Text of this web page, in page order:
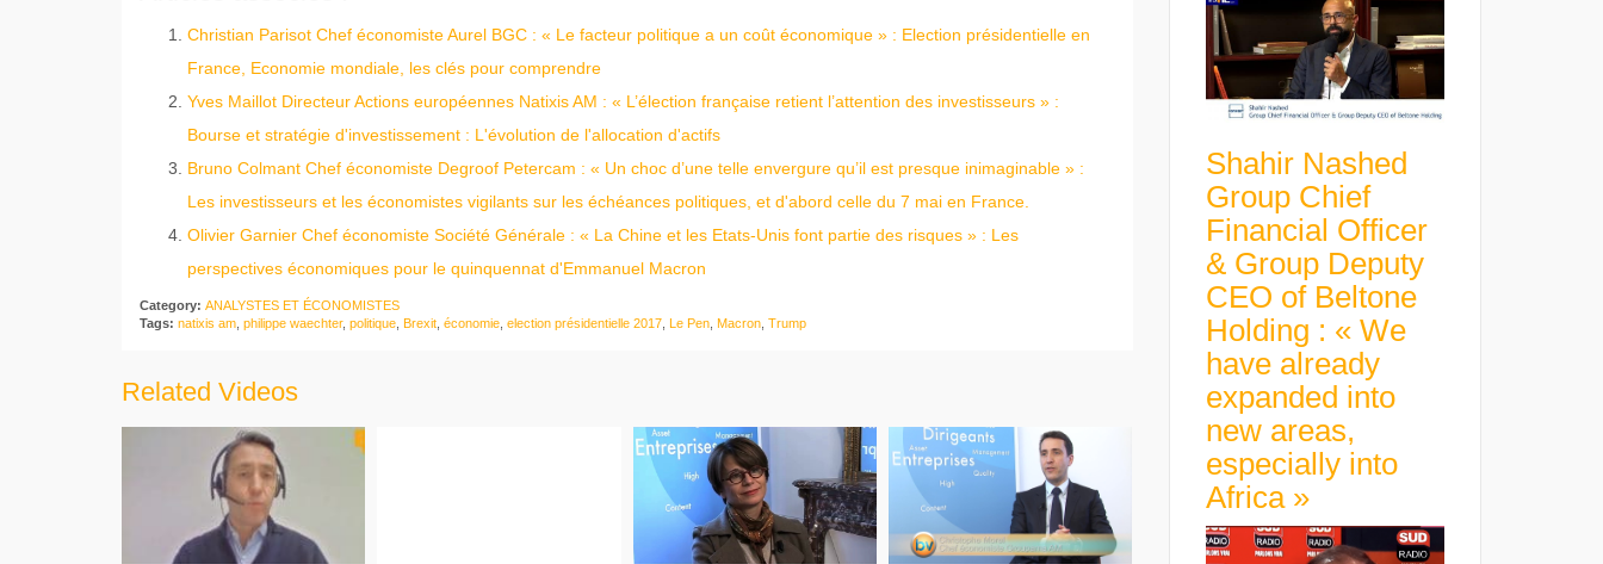
Christian Parisot Chef économiste Aurel BGC : « Le facteur politique a un coût économique » : Election présidentielle en
France, Economie mondiale, les clés pour comprendre
Yves Maillot Directeur Actions européennes Natixis AM : « L’élection française retient l’attention des investisseurs » :
Bourse et stratégie d'investissement : L'évolution de l'allocation d'actifs
Bruno Colmant Chef économiste Degroof Petercam : « Un choc d’une telle envergure qu’il est presque inimaginable » :
Les investisseurs et les économistes vigilants sur les échéances politiques, et d'abord celle du 7 mai en France.
Olivier Garnier Chef économiste Société Générale : « La Chine et les Etats-Unis font partie des risques » : Les
perspectives économiques pour le quinquennat d'Emmanuel Macron
Category: ANALYSTES ET ÉCONOMISTES
Tags: natixis am philippe waechter, politique Brexit économie election présidentielle 2017 Le Pen Macron Trump
Related Videos
Shahir Nashed
Group Chief
Financial Officer
& Group Deputy
CEO of Beltone
Holding : « We
have already
expanded into
new areas,
especially into
Africa »